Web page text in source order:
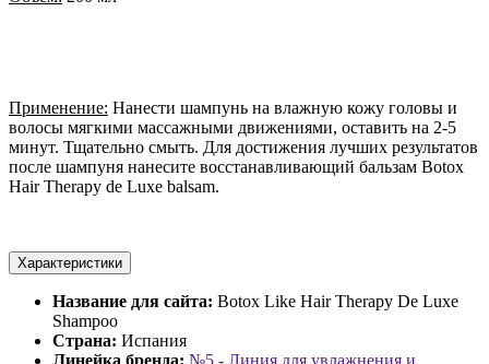
Применение: Нанести шампунь на влажную кожу головы и
волосы мягкими массажными движениями, оставить на 2-5
минут. Тщательно смыть. Для достижения лучших результатов
после шампуня нанесите восстанавливающий бальзам Botox
Hair Therapy de Luxe balsam.
Характеристики
Название для сайта: Botox Like Hair Therapy De Luxe
Shampoo
Страна: Испания
Линейка бренда: №5 - Линия для увлажнения и